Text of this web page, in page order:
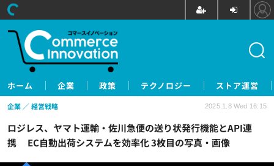
ホーム 企業 政策 テクノロジー ストア運営
ロジレス、ヤマト運輸・佐川急便の送り状発行機能とAPI連
携 EC自動出荷システムを効率化 3枚目の写真・画像
企業 経営戦略 2025.1.8 Wed 16:15